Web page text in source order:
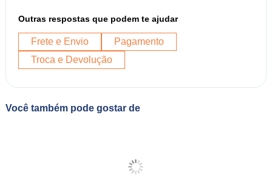
Outras respostas que podem te ajudar
Frete e Envio
Pagamento
Troca e Devolução
Você também pode gostar de